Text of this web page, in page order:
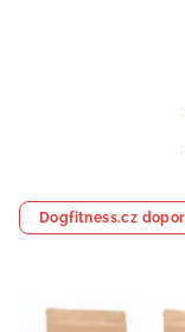
Dogfitness.cz